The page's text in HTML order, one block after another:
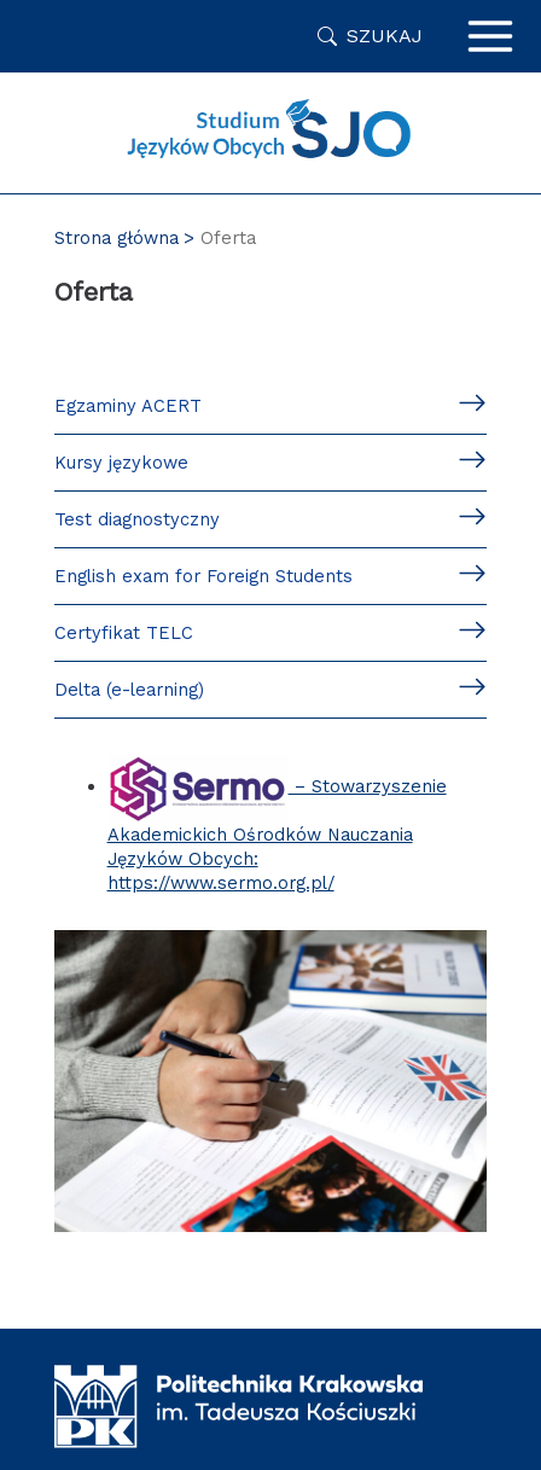
SZUKAJ
Strona główna Oferta
Oferta
Egzaminy ACERT
Kursy językowe
Test diagnostyczny
English exam for Foreign Students
Certyfikat TELC
Delta (e-learning)
– Stowarzyszenie
Akademickich Ośrodków Nauczania
Języków Obcych:
https://www.sermo.org.pl/